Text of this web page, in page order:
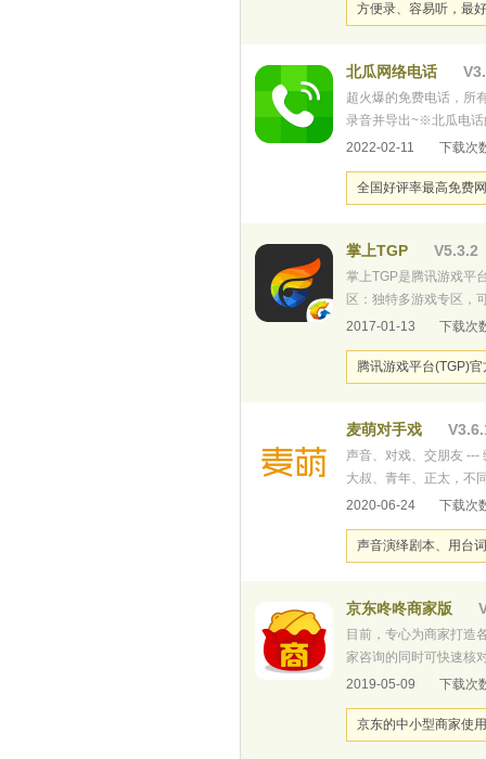
方便录、容易听，最
北瓜网络电话
超火爆的免费电话，所
录音并导出~※北瓜电话
况下北瓜电话都不会扣
2022-02-11 下载次
全国好评率最高免费
掌上TGP V5.3.2
掌上TGP是腾讯游戏平
区：独特多游戏专区，
（DNF）专区、穿越火
2017-01-13 下载次
腾讯游戏平台(TGP)
麦萌对手戏
声音、对戏、交朋友 ---
大叔、青年、正太，不
创、同人制作及分享的
2020-06-24 下载次
声音演绎剧本、用台
京东咚咚商家版
目前，专心为商家打造
家咨询的同时可快速核
无限。
2019-05-09 下载次
京东的中小型商家使